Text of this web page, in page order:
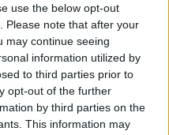
use the below opt-out
Please note that after your
may continue seeing
information utilized by
to third parties prior to
opt-out of the further
by third parties on the
This information may
Streips: “Tas